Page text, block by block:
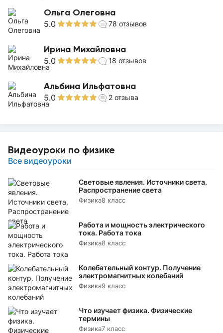
Ольга Олеговна
5.0 78 отзывов
Ирина Михайловна
5.0 18 отзывов
Альбина Ильфатовна
5.0 2 отзыва
Видеоуроки по физике
Все видеоуроки
Световые явления. Источники света.
Распространение света
Физика8 класс
Работа и мощность электрического
тока. Работа тока
Физика8 класс
Колебательный контур. Получение
электромагнитных колебаний
Физика9 класс
Что изучает физика. Физические
термины
Физика7 класс